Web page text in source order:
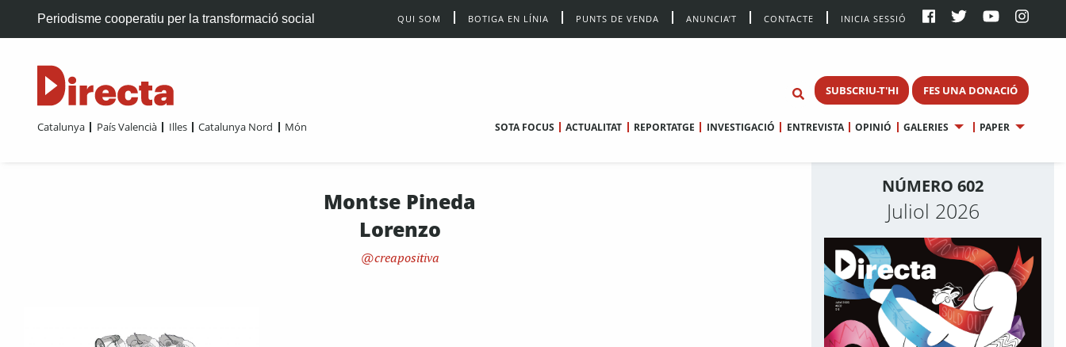
Periodisme cooperatiu per la transformació social QUI SOM BOTIGA EN LÍNIA PUNTS DE VENDA ANUNCIA’T CONTACTE INICIA SESSIÓ
SUBSCRIU-T'HI FES UNA DONACIÓ
Catalunya País Valencià Illes Catalunya Nord Món SOTA FOCUS ACTUALITAT REPORTATGE INVESTIGACIÓ ENTREVISTA OPINIÓ GALERIES PAPER
Montse Pineda
Lorenzo
creapositiva
NÚMERO 602
Juliol 2026